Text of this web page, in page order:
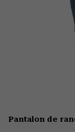
Pantalon de